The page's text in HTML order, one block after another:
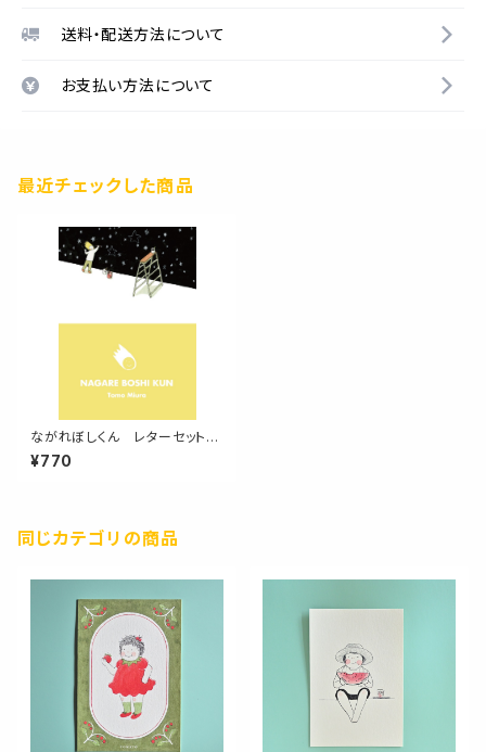
送料・配送方法について
お支払い方法について
最近チェックした商品
ながれぼしくん レターセット
NAGARE BOSHI KUN
¥770
同じカテゴリの商品